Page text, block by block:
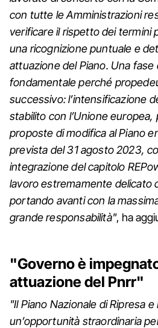
con tutte le Amministrazioni
verificare il rispetto dei termini
una ricognizione puntuale e
attuazione del Piano. Una fase
fondamentale perché
successivo: l’intensificazione
stabilito con l’Unione
proposte di modifica al Piano
prevista del 31 agosto 2023,
integrazione del capitolo
lavoro estremamente delicato
portando avanti con la
grande responsabilità", ha
"Governo è
attuazione del Pnrr"
"Il Piano Nazionale di Ripresa e
un’opportunità straordinaria